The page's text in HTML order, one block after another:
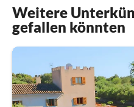
Weitere
gefallen könnten